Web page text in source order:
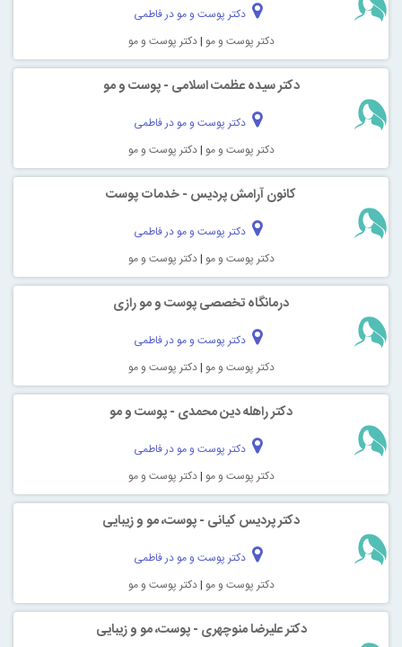
دکتر پوست و مو در فاطمی
دکتر پوست و مو |دکتر پوست و مو
دکتر سیده عظمت اسلامی - پوست و مو
دکتر پوست و مو در فاطمی
دکتر پوست و مو |دکتر پوست و مو
کانون آرامش پردیس - خدمات پوست
دکتر پوست و مو در فاطمی
دکتر پوست و مو |دکتر پوست و مو
درمانگاه تخصصی پوست و مو رازی
دکتر پوست و مو در فاطمی
دکتر پوست و مو |دکتر پوست و مو
دکتر راهله دین محمدی - پوست و مو
دکتر پوست و مو در فاطمی
دکتر پوست و مو |دکتر پوست و مو
دکتر پردیس کیانی - پوست، مو و زیبایی
دکتر پوست و مو در فاطمی
دکتر پوست و مو |دکتر پوست و مو
دکتر علیرضا منوچهری - پوست، مو و زیبایی